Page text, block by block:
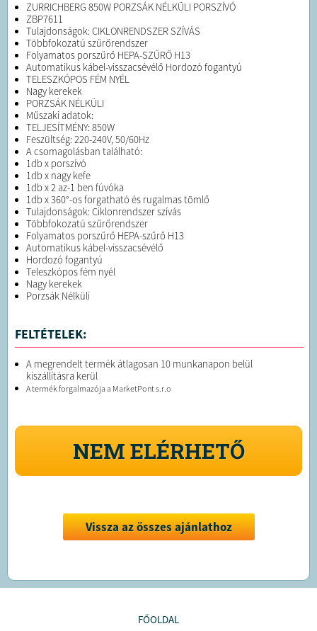
ZURRICHBERG 850W PORZSÁK NÉLKÜLI PORSZÍVÓ
ZBP7611
Tulajdonságok: CIKLONRENDSZER SZÍVÁS
Többfokozatú szűrőrendszer
Folyamatos porszűrő HEPA-SZŰRŐ H13
Automatikus kábel-visszacsévélő Hordozó fogantyú
TELESZKÓPOS FÉM NYÉL
Nagy kerekek
PORZSÁK NÉLKÜLI
Műszaki adatok:
TELJESÍTMÉNY: 850W
Feszültség: 220-240V, 50/60Hz
A csomagolásban található:
1db x porszívó
1db x nagy kefe
1db x 2 az-1 ben fúvóka
1db x 360°-os forgatható és rugalmas tömlő
Tulajdonságok: Ciklonrendszer szívás
Többfokozatú szűrőrendszer
Folyamatos porszűrő HEPA-szűrő H13
Automatikus kábel-visszacsévélő
Hordozó fogantyú
Teleszkópos fém nyél
Nagy kerekek
Porzsák Nélküli
FELTÉTELEK:
A megrendelt termék átlagosan 10 munkanapon belül
kiszállításra kerül
A termék forgalmazója a MarketPont s.r.o
NEM ELÉRHETŐ
Vissza az összes ajánlathoz
FŐOLDAL